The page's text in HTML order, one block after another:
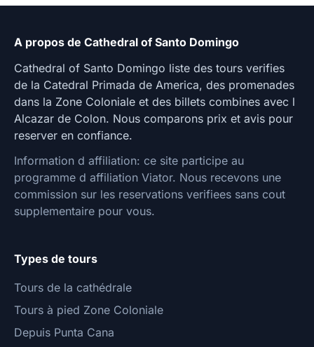
A propos de Cathedral of Santo Domingo
Cathedral of Santo Domingo liste des tours verifies
de la Catedral Primada de America, des promenades
dans la Zone Coloniale et des billets combines avec l
Alcazar de Colon. Nous comparons prix et avis pour
reserver en confiance.
Information d affiliation: ce site participe au
programme d affiliation Viator. Nous recevons une
commission sur les reservations verifiees sans cout
supplementaire pour vous.
Types de tours
Tours de la cathédrale
Tours à pied Zone Coloniale
Depuis Punta Cana